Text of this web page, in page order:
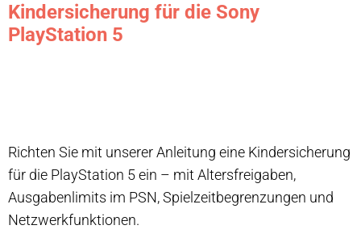
Kindersicherung für die Sony
PlayStation 5
Richten Sie mit unserer Anleitung eine Kindersicherung
für die PlayStation 5 ein – mit Altersfreigaben,
Ausgabenlimits im PSN, Spielzeitbegrenzungen und
Netzwerkfunktionen.